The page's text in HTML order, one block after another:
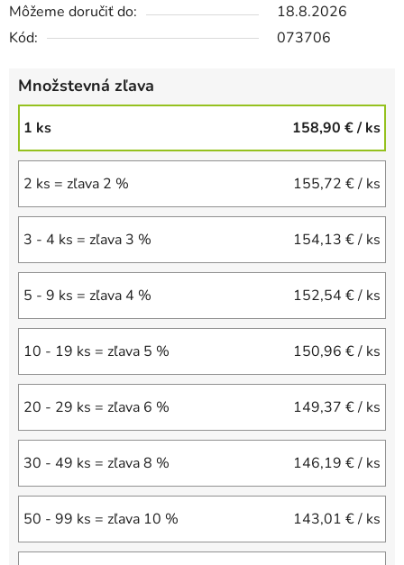
Môžeme doručiť do:
18.8.2026
Kód:
073706
Množstevná zľava
1 ks 158,90 €/ ks
2 ks = zľava 2 % 155,72 €/ ks
3 - 4 ks = zľava 3 % 154,13 €/ ks
5 - 9 ks = zľava 4 % 152,54 €/ ks
10 - 19 ks = zľava 5 % 150,96 €/ ks
20 - 29 ks = zľava 6 % 149,37 €/ ks
30 - 49 ks = zľava 8 % 146,19 €/ ks
50 - 99 ks = zľava 10 % 143,01 €/ ks